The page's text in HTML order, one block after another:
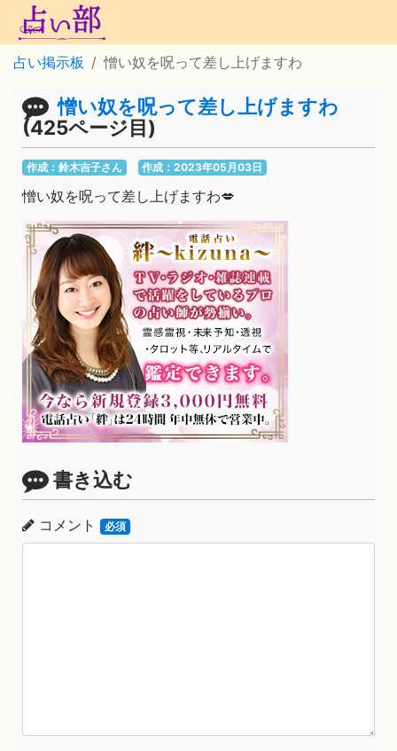
占い掲示板 憎い奴を呪って差し上げますわ
憎い奴を呪って差し上げますわ
(425ページ目)
作成：鈴木吉子さん 作成：2023年05月03日
憎い奴を呪って差し上げますわ💋
書き込む
コメント 必須